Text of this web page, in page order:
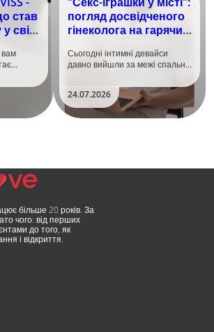
став
світі
вам
API
це
естетики
погляд досвідченого
гінеколога на гарячий
Сьогодні інтимні девайси
давно вийшли за межі спальні.
безшумні моторчики та
стильний дизайн перетворили
їх на гаджет, який багато хто
використовує, тестує у
24.07.2026
більше 20 років. За
чого: від перших
до того, як
і відкриття.